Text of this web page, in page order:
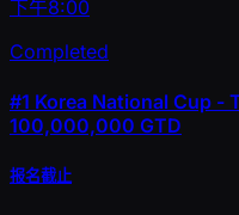
下午8:00
Completed
#1 Korea National Cup -
100,000,000 GTD
报名截止